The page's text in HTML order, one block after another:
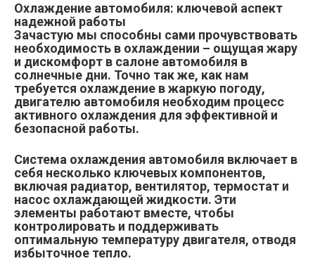
Охлаждение автомобиля: ключевой аспект
надежной работы
Зачастую мы способны сами прочувствовать
необходимость в охлаждении – ощущая жару
и дискомфорт в салоне автомобиля в
солнечные дни. Точно так же, как нам
требуется охлаждение в жаркую погоду,
двигателю автомобиля необходим процесс
активного охлаждения для эффективной и
безопасной работы.
Система охлаждения автомобиля включает в
себя несколько ключевых компонентов,
включая радиатор, вентилятор, термостат и
насос охлаждающей жидкости. Эти
элементы работают вместе, чтобы
контролировать и поддерживать
оптимальную температуру двигателя, отводя
избыточное тепло.